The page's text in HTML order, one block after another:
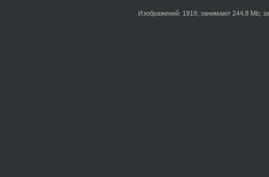
Изображений: 1919; занимают 244.8 Mb;